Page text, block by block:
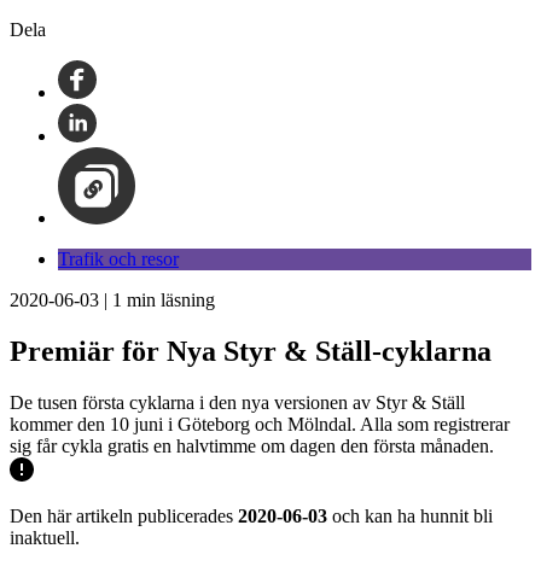
Dela
Trafik och resor
2020-06-03 | 1 min läsning
Premiär för Nya Styr & Ställ-cyklarna
De tusen första cyklarna i den nya versionen av Styr & Ställ
kommer den 10 juni i Göteborg och Mölndal. Alla som registrerar
sig får cykla gratis en halvtimme om dagen den första månaden.
Den här artikeln publicerades 2020-06-03 och kan ha hunnit bli
inaktuell.